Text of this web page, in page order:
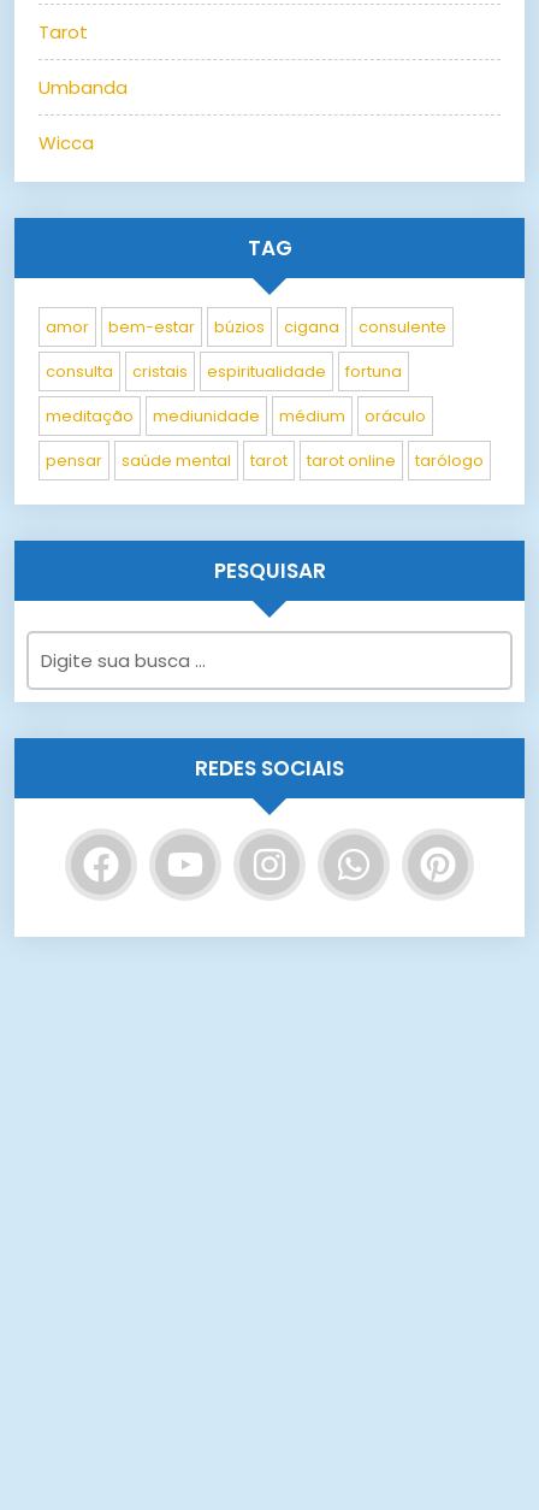
Tarot
Umbanda
Wicca
TAG
amor bem-estar búzios cigana consulente
consulta cristais espiritualidade fortuna
meditação mediunidade médium oráculo
pensar saúde mental tarot tarot online tarólogo
PESQUISAR
REDES SOCIAIS